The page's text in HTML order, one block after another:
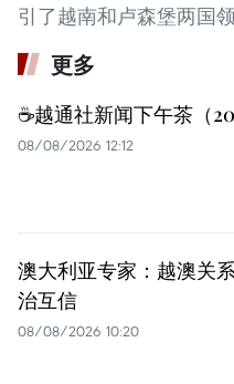
引了越南和卢森堡两国
更多
☕️越通社新闻下午茶（
08/08/2026 12:12
澳大利亚专家：越澳关
治互信
08/08/2026 10:20